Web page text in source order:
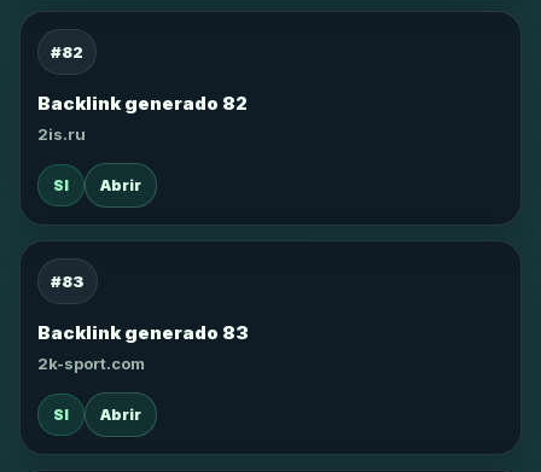
#82
Backlink generado 82
2is.ru
SI Abrir
#83
Backlink generado 83
2k-sport.com
SI Abrir